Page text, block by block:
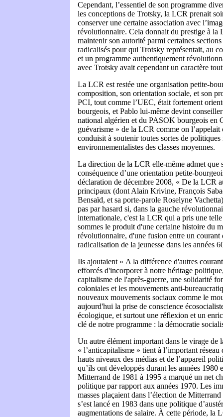
Cependant, l’essentiel de son programme
les conceptions de Trotsky, la LCR prenait
conserver une certaine association avec
révolutionnaire. Cela donnait du prestige à la
maintenir son autorité parmi certaines
radicalisés pour qui Trotsky représentait, au
et un programme authentiquement
avec Trotsky avait cependant un caractère
La LCR est restée une organisation petite-
composition, son orientation sociale, et son
PCI, tout comme l’UEC, était fortement
bourgeois, et Pablo lui-même devint
national algérien et du PASOK bourgeois en
guévarisme » de la LCR comme on l’appelait
conduisit à soutenir toutes sortes de politiques
environnementalistes des classes moyennes.
La direction de la LCR elle-même admet que
conséquence d’une orientation petite-
déclaration de décembre 2008, « De la LCR
principaux (dont Alain Krivine, François
Bensaïd, et sa porte-parole Roselyne
pas par hasard si, dans la gauche
internationale, c'est la LCR qui a pris une
sommes le produit d'une certaine histoire du
révolutionnaire, d'une fusion entre un courant
radicalisation de la jeunesse dans les années
Ils ajoutaient « A la différence d'autres
efforcés d'incorporer à notre héritage
capitalisme de l'après-guerre, une solidarité
coloniales et les mouvements anti-
nouveaux mouvements sociaux comme le
aujourd'hui la prise de conscience
écologique, et surtout une réflexion et un
clé de notre programme : la démocratie
Un autre élément important dans le virage de
« l’anticapitalisme » tient à l’important réseau
hauts niveaux des médias et de l’appareil
qu’ils ont développés durant les années 1980
Mitterrand de 1981 à 1995 a marqué un net
politique par rapport aux années 1970. Les
masses plaçaient dans l’élection de
s’est lancé en 1983 dans une politique
augmentations de salaire. À cette période, la